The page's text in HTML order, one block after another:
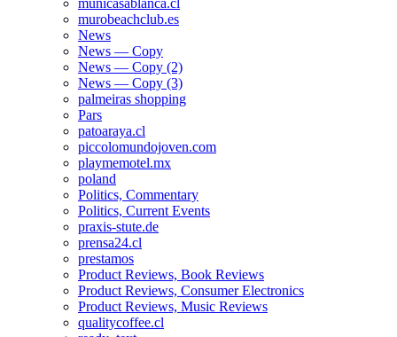
municasablanca.cl
murobeachclub.es
News
News — Copy
News — Copy (2)
News — Copy (3)
palmeiras shopping
Pars
patoaraya.cl
piccolomundojoven.com
playmemotel.mx
poland
Politics, Commentary
Politics, Current Events
praxis-stute.de
prensa24.cl
prestamos
Product Reviews, Book Reviews
Product Reviews, Consumer Electronics
Product Reviews, Music Reviews
qualitycoffee.cl